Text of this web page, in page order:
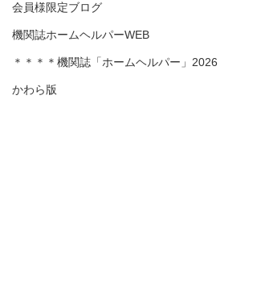
会員様限定ブログ
機関誌ホームヘルパーWEB
＊＊＊＊機関誌「ホームヘルパー」2026
かわら版